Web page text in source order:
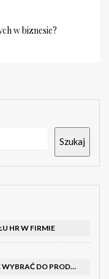
w biznesie?
Szukaj
HR W FIRMIE
RODZAJE FALCAREK I BIGÓWEK: JAKIE WYBRAĆ DO PRODUKCJI?